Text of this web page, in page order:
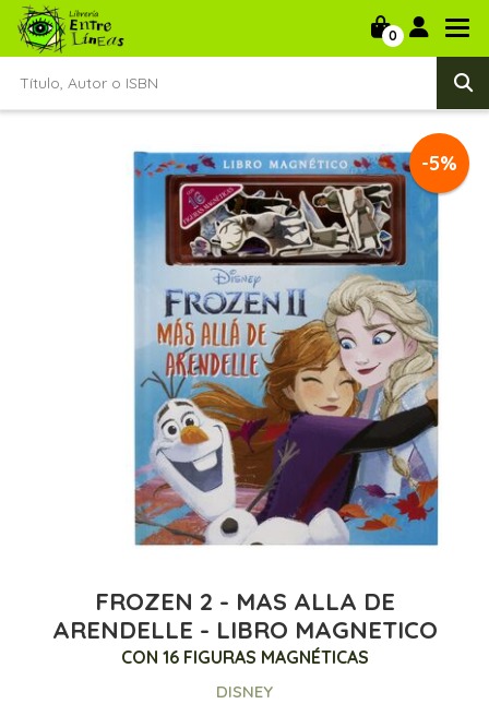
0
-5%
FROZEN 2 - MAS ALLA DE
ARENDELLE - LIBRO MAGNETICO
CON 16 FIGURAS MAGNÉTICAS
DISNEY